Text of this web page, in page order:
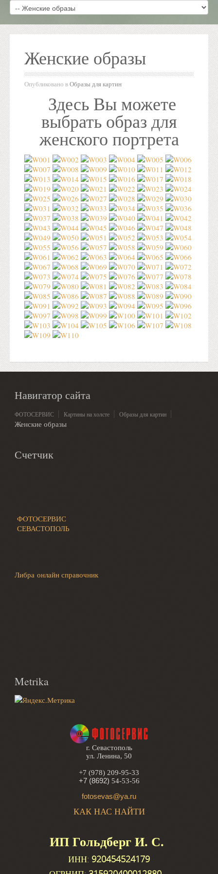
Женские образы
Опубликовано вОбразы для картин
Здесь Вы можете
выбрать образ для
женского портрета
Навигатор сайта
ФОТОСЕРВИС Картины на холсте Образы для картин
Женские образы
Счетчик
ФОТОСЕРВИС
СЕВАСТОПОЛЬ
Либра онлайн справочник
Metrika
г. Севастополь
ул. Ленина, 50
+7 (978) 209-95-33
+7 (8692) 54-53-56
fotosevas@ya.ru
КАК НАС НАЙТИ
ИП Гольдберг И. С.
ИНН: 920454524179